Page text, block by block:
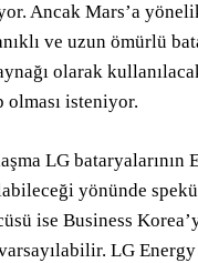
Ancak Mars’a
ve uzun ömürlü
olarak
olması isteniyor.
LG bataryalarının
yönünde
ise Business
LG